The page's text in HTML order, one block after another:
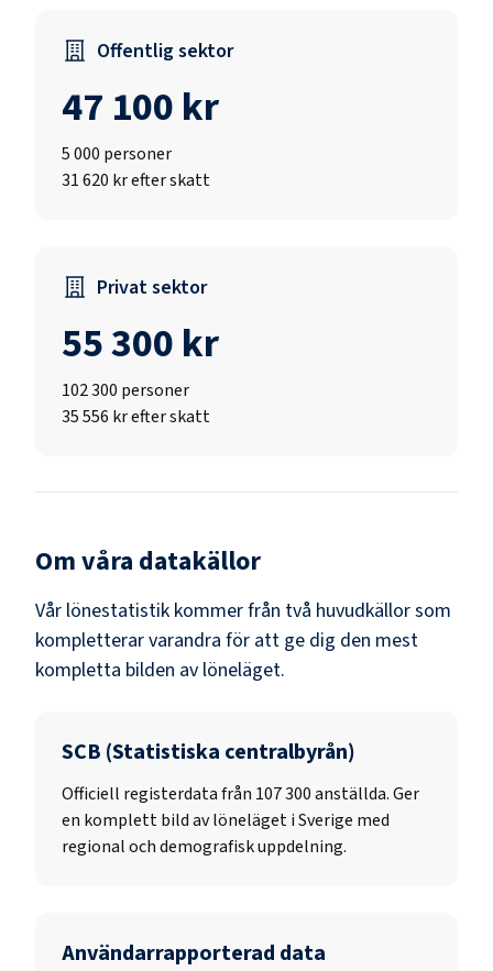
Offentlig sektor
47 100 kr
5 000 personer
31 620 kr efter skatt
Privat sektor
55 300 kr
102 300 personer
35 556 kr efter skatt
Om våra datakällor
Vår lönestatistik kommer från två huvudkällor som
kompletterar varandra för att ge dig den mest
kompletta bilden av löneläget.
SCB (Statistiska centralbyrån)
Officiell registerdata från 107 300anställda. Ger
en komplett bild av löneläget i Sverige med
regional och demografisk uppdelning.
Användarrapporterad data